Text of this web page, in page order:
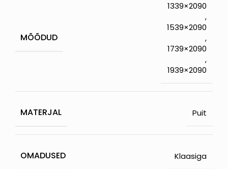
MÕÕDUD
1339×2090
,
1539×2090
,
1739×2090
,
1939×2090
MATERJAL Puit
OMADUSED Klaasiga